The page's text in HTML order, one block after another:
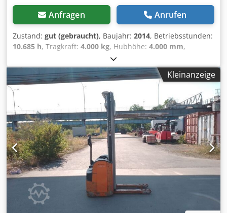
Anfragen Anrufen
Zustand: gut (gebraucht), Baujahr: 2014, Betriebsstunden:
10.685 h, Tragkraft: 4.000 kg, Hubhöhe: 4.000 mm,
, Masttyp:Triplex
Still RX70-40 Triplo 400 Freihubmast / Seitenschieber /
Gabelverstellung Container-Gabelstapler Deutz Diesel
2014 Ein Video kann per WhatsApp zugesendet werden.
Wir haben einen ständigen Lagerbestand, siehe Website.
Die Preise verstehen sich ab Nuland. Van de Wert Trading
B.V. verfügt über ein wechselndes Angebot an Maschinen,
Lastwagen, Anhängern und Anbaugeräten. Alle unsere
Lieferungen erfolgen zu Handelspreisen im Zustand „wie
gesehen“ ohne Gewährleistungen. (siehe unsere
Allgemeinen Geschäftsbedingungen) Für eine Besichtigung
und/oder eine Probefahrt können Sie gerne einen Termin
vereinbaren. Cedozqcupopfx Agljha Bitte rufen Sie vorher
an, da wir nicht ständig vor Ort sind. Van de Wert Trading
B.V. Bedrijfsstraat 3 5391 LR Nuland
Kleinanzeige